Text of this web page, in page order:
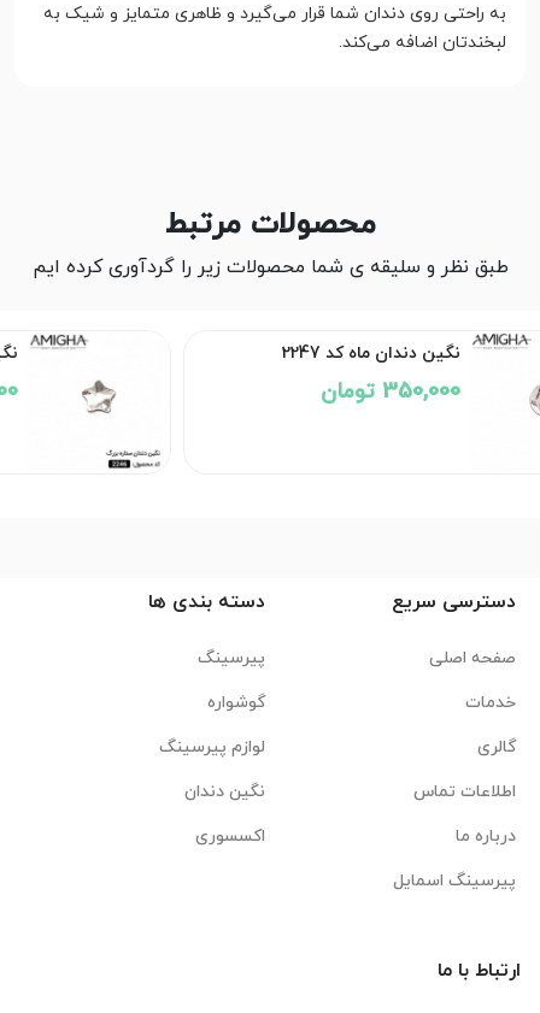
به راحتی روی دندان شما قرار می‌گیرد و ظاهری متمایز و شیک به
لبخندتان اضافه می‌کند.
محصولات مرتبط
طبق نظر و سلیقه ی شما محصولات زیر را گردآوری کرده ایم
نگین دندان ستاره بزرگ کد 2246
دسترسی سریع
صفحه اصلی
خدمات
گالری
اطلاعات تماس
درباره ما
پیرسینگ اسمایل
دسته بندی ها
پیرسینگ
گوشواره
لوازم پیرسینگ
نگین دندان
اکسسوری
ارتباط با ما